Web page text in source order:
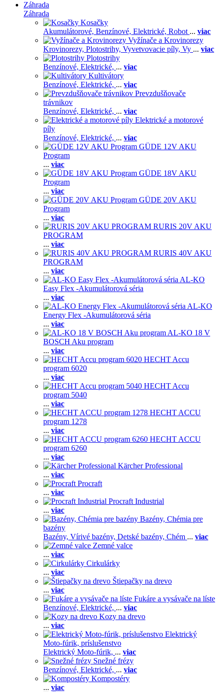
Záhrada
Záhrada
Kosačky
Akumulátorové, Benzínové, Elektrické, Robot ... viac
Vyžínače a Krovinorezy
Krovinorezy, Plotostrihy, Vyvetvovacie píly, Vy ... viac
Plotostrihy
Benzínové, Elektrické, ... viac
Kultivátory
Benzínové, Elektrické, ... viac
Prevzdušňovače
trávnikov
Benzínové, Elektrické, ... viac
Elektrické a motorové
píly
Benzínové, Elektrické, ... viac
GÜDE 12V AKU
Program
... viac
GÜDE 18V AKU
Program
... viac
GÜDE 20V AKU
Program
... viac
RURIS 20V AKU
PROGRAM
... viac
RURIS 40V AKU
PROGRAM
... viac
AL-KO
Easy Flex -Akumulátorová séria
... viac
AL-KO
Energy Flex -Akumulátorová séria
... viac
AL-KO 18 V
BOSCH Aku program
... viac
HECHT Accu
program 6020
... viac
HECHT Accu
program 5040
... viac
HECHT ACCU
program 1278
... viac
HECHT ACCU
program 6260
... viac
Kärcher Professional
... viac
Procraft
... viac
Procraft Industrial
... viac
Bazény, Chémia pre
bazény
Bazény, Vírivé bazény, Detské bazény, Chém ... viac
Zemné valce
... viac
Cirkulárky
... viac
Štiepačky na drevo
... viac
Fukáre a vysávače na líste
Benzínové, Elektrické, ... viac
Kozy na drevo
... viac
Elektrický
Moto-fúrik, príslušenstvo
Elektrický Moto-fúrik, ... viac
Snežné frézy
Benzínové, Elektrické, ... viac
Kompostéry
... viac